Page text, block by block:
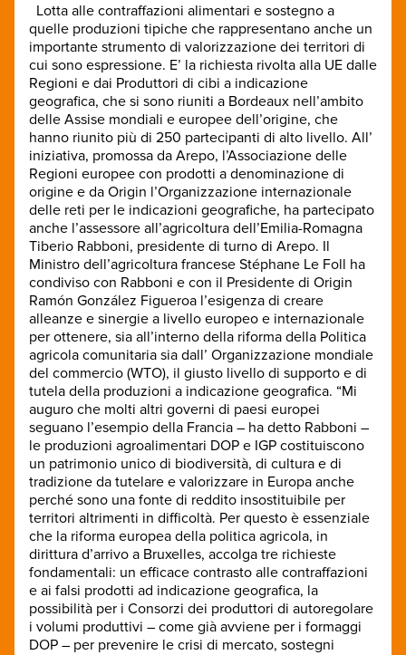
Lotta alle contraffazioni alimentari e sostegno a
quelle produzioni tipiche che rappresentano anche un
importante strumento di valorizzazione dei territori di
cui sono espressione. E’ la richiesta rivolta alla UE dalle
Regioni e dai Produttori di cibi a indicazione
geografica, che si sono riuniti a Bordeaux nell’ambito
delle Assise mondiali e europee dell’origine, che
hanno riunito più di 250 partecipanti di alto livello. All’
iniziativa, promossa da Arepo, l’Associazione delle
Regioni europee con prodotti a denominazione di
origine e da Origin l’Organizzazione internazionale
delle reti per le indicazioni geografiche, ha partecipato
anche l’assessore all’agricoltura dell’Emilia-Romagna
Tiberio Rabboni, presidente di turno di Arepo. Il
Ministro dell’agricoltura francese Stéphane Le Foll ha
condiviso con Rabboni e con il Presidente di Origin
Ramón González Figueroa l’esigenza di creare
alleanze e sinergie a livello europeo e internazionale
per ottenere, sia all’interno della riforma della Politica
agricola comunitaria sia dall’ Organizzazione mondiale
del commercio (WTO), il giusto livello di supporto e di
tutela della produzioni a indicazione geografica. “Mi
auguro che molti altri governi di paesi europei
seguano l’esempio della Francia – ha detto Rabboni –
le produzioni agroalimentari DOP e IGP costituiscono
un patrimonio unico di biodiversità, di cultura e di
tradizione da tutelare e valorizzare in Europa anche
perché sono una fonte di reddito insostituibile per
territori altrimenti in difficoltà. Per questo è essenziale
che la riforma europea della politica agricola, in
dirittura d’arrivo a Bruxelles, accolga tre richieste
fondamentali: un efficace contrasto alle contraffazioni
e ai falsi prodotti ad indicazione geografica, la
possibilità per i Consorzi dei produttori di autoregolare
i volumi produttivi – come già avviene per i formaggi
DOP – per prevenire le crisi di mercato, sostegni